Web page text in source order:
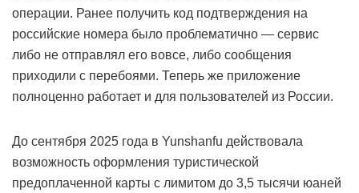
операции. Ранее получить код подтверждения на
российские номера было проблематично — сервис
либо не отправлял его вовсе, либо сообщения
приходили с перебоями. Теперь же приложение
полноценно работает и для пользователей из России.
До сентября 2025 года в Yunshanfu действовала
возможность оформления туристической
предоплаченной карты с лимитом до 3,5 тысячи юаней